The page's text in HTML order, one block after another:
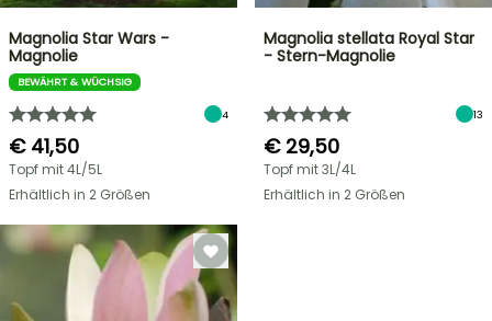
Magnolia Star Wars -
Magnolie
BEWÄHRT & WÜCHSIG
4
€ 41,50
Topf mit 4L/5L
Erhältlich in 2 Größen
Magnolia stellata Royal Star
- Stern-Magnolie
13
€ 29,50
Topf mit 3L/4L
Erhältlich in 2 Größen